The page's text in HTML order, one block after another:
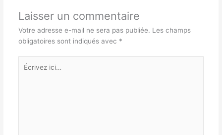
Laisser un commentaire
Votre adresse e-mail ne sera pas publiée. Les champs
obligatoires sont indiqués avec *
Écrivez
ici…